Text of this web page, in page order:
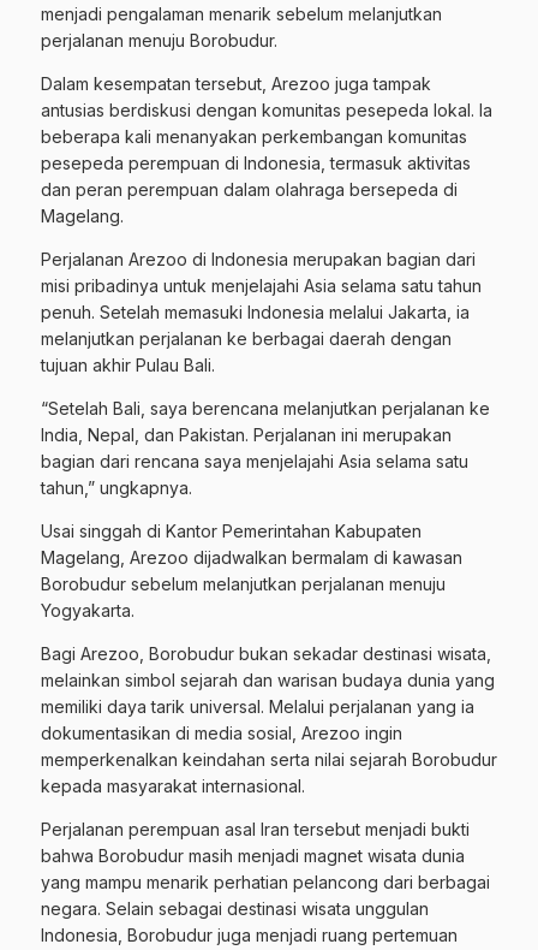
menjadi pengalaman menarik sebelum melanjutkan
perjalanan menuju Borobudur.
Dalam kesempatan tersebut, Arezoo juga tampak
antusias berdiskusi dengan komunitas pesepeda lokal. Ia
beberapa kali menanyakan perkembangan komunitas
pesepeda perempuan di Indonesia, termasuk aktivitas
dan peran perempuan dalam olahraga bersepeda di
Magelang.
Perjalanan Arezoo di Indonesia merupakan bagian dari
misi pribadinya untuk menjelajahi Asia selama satu tahun
penuh. Setelah memasuki Indonesia melalui Jakarta, ia
melanjutkan perjalanan ke berbagai daerah dengan
tujuan akhir Pulau Bali.
“Setelah Bali, saya berencana melanjutkan perjalanan ke
India, Nepal, dan Pakistan. Perjalanan ini merupakan
bagian dari rencana saya menjelajahi Asia selama satu
tahun,” ungkapnya.
Usai singgah di Kantor Pemerintahan Kabupaten
Magelang, Arezoo dijadwalkan bermalam di kawasan
Borobudur sebelum melanjutkan perjalanan menuju
Yogyakarta.
Bagi Arezoo, Borobudur bukan sekadar destinasi wisata,
melainkan simbol sejarah dan warisan budaya dunia yang
memiliki daya tarik universal. Melalui perjalanan yang ia
dokumentasikan di media sosial, Arezoo ingin
memperkenalkan keindahan serta nilai sejarah Borobudur
kepada masyarakat internasional.
Perjalanan perempuan asal Iran tersebut menjadi bukti
bahwa Borobudur masih menjadi magnet wisata dunia
yang mampu menarik perhatian pelancong dari berbagai
negara. Selain sebagai destinasi wisata unggulan
Indonesia, Borobudur juga menjadi ruang pertemuan